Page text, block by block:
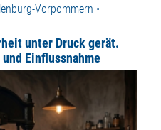
Vorpommern •
unter Druck gerät.
Einflussnahme